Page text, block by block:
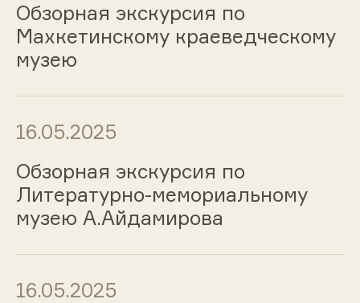
Обзорная экскурсия по
Махкетинскому краеведческому
музею
16.05.2025
Обзорная экскурсия по
Литературно-мемориальному
музею А.Айдамирова
16.05.2025